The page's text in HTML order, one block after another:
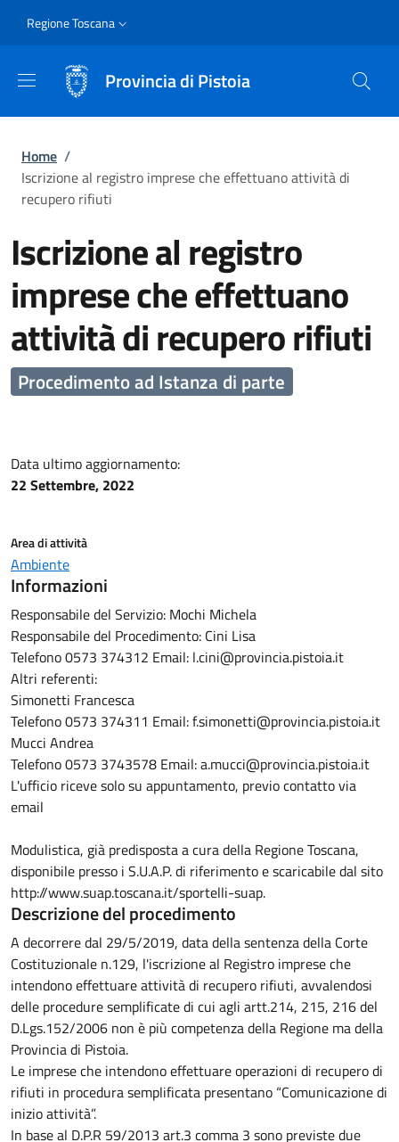
Slim
Regione Toscana
Provincia di Pistoia
Briciole di pane
Home /
Iscrizione al registro imprese che effettuano attività di
recupero rifiuti
Iscrizione al registro
imprese che effettuano
attività di recupero rifiuti
Procedimento ad Istanza di parte
Data ultimo aggiornamento:
22 Settembre, 2022
Area di attività
Ambiente
Informazioni
Responsabile del Servizio: Mochi Michela
Responsabile del Procedimento: Cini Lisa
Telefono 0573 374312 Email: l.cini@provincia.pistoia.it
Altri referenti:
Simonetti Francesca
Telefono 0573 374311 Email: f.simonetti@provincia.pistoia.it
Mucci Andrea
Telefono 0573 3743578 Email: a.mucci@provincia.pistoia.it
L'ufficio riceve solo su appuntamento, previo contatto via
email
Modulistica, già predisposta a cura della Regione Toscana,
disponibile presso i S.U.A.P. di riferimento e scaricabile dal sito
http://www.suap.toscana.it/sportelli-suap.
Descrizione del procedimento
A decorrere dal 29/5/2019, data della sentenza della Corte
Costituzionale n.129, l'iscrizione al Registro imprese che
intendono effettuare attività di recupero rifiuti, avvalendosi
delle procedure semplificate di cui agli artt.214, 215, 216 del
D.Lgs.152/2006 non è più competenza della Regione ma della
Provincia di Pistoia.
Le imprese che intendono effettuare operazioni di recupero di
rifiuti in procedura semplificata presentano “Comunicazione di
inizio attività”.
In base al D.P.R 59/2013 art.3 comma 3 sono previste due